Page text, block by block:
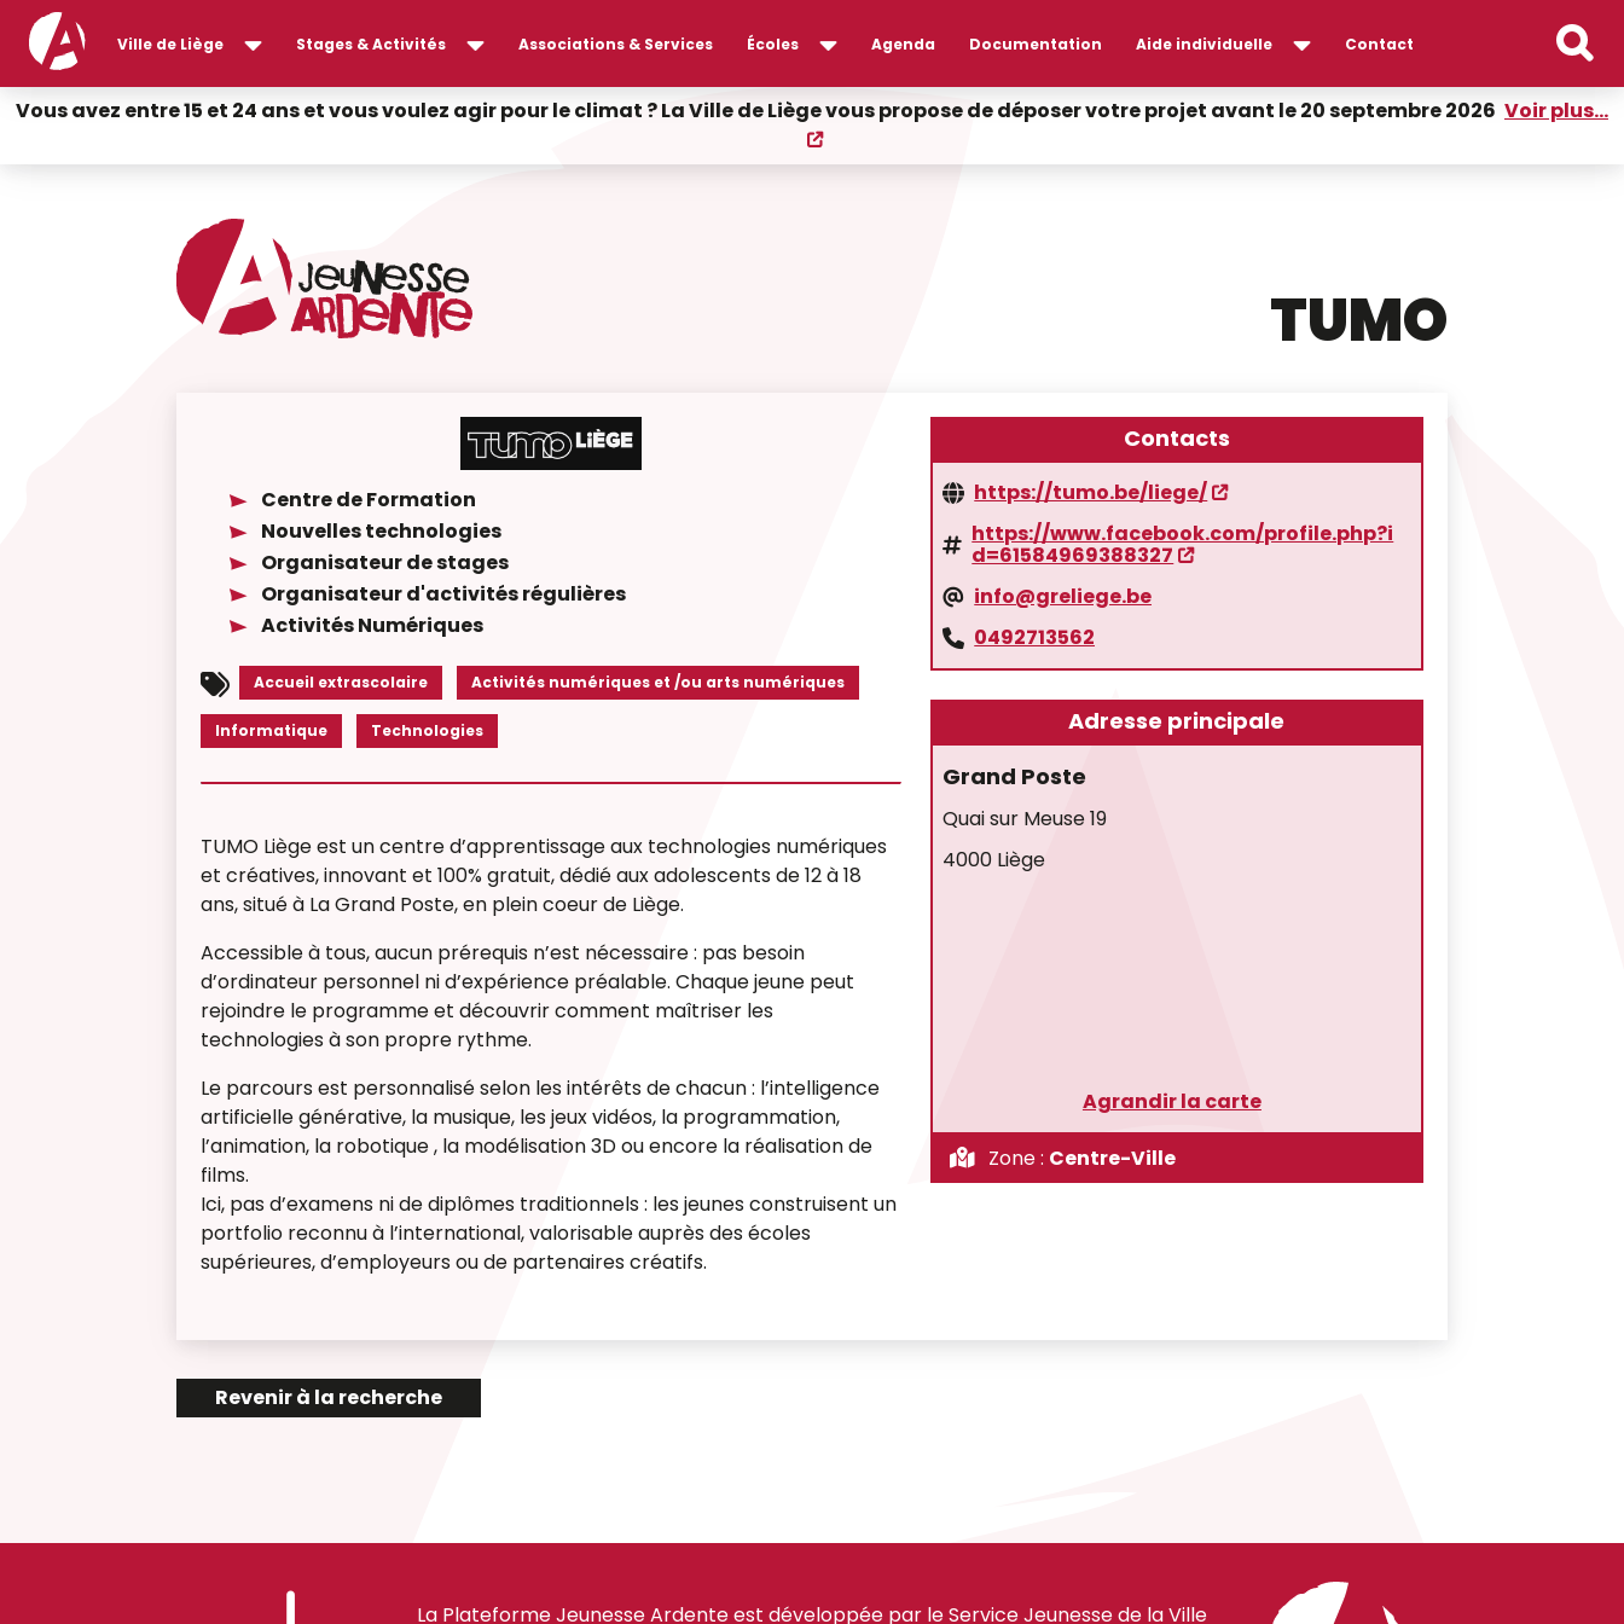
Ville de Liège Stages & Activités Associations & Services Écoles Agenda Documentation Aide individuelle Contact
Vous avez entre 15 et 24 ans et vous voulez agir pour le climat ? La Ville de Liège vous propose de déposer votre projet avant le 20 septembre 2026 Voir plus...
TUMO
Centre de Formation
Nouvelles technologies
Organisateur de stages
Organisateur d'activités régulières
Activités Numériques
Accueil extrascolaire Activités numériques et /ou arts numériques
Informatique Technologies
TUMO Liège est un centre d’apprentissage aux technologies numériques
et créatives, innovant et 100% gratuit, dédié aux adolescents de 12 à 18
ans, situé à La Grand Poste, en plein coeur de Liège.
Accessible à tous, aucun prérequis n’est nécessaire : pas besoin
d’ordinateur personnel ni d’expérience préalable. Chaque jeune peut
rejoindre le programme et découvrir comment maîtriser les
technologies à son propre rythme.
Le parcours est personnalisé selon les intérêts de chacun : l’intelligence
artificielle générative, la musique, les jeux vidéos, la programmation,
l’animation, la robotique , la modélisation 3D ou encore la réalisation de
films.
Ici, pas d’examens ni de diplômes traditionnels : les jeunes construisent un
portfolio reconnu à l’international, valorisable auprès des écoles
supérieures, d’employeurs ou de partenaires créatifs.
Contacts
https://tumo.be/liege/
https://www.facebook.com/profile.php?i
d=61584969388327
info@greliege.be
0492713562
Adresse principale
Grand Poste
Quai sur Meuse 19
4000 Liège
Agrandir la carte
Zone : Centre-Ville
Revenir à la recherche
La Plateforme Jeunesse Ardente est développée par le Service Jeunesse de la Ville